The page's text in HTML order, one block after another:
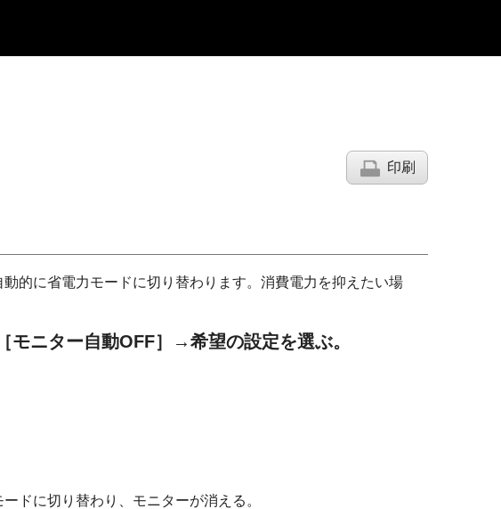
印刷
的に省電力モードに切り替わります。消費電力を抑えたい場
［モニター自動OFF］ →希望の設定を選ぶ。
ドに切り替わり、モニターが消える。